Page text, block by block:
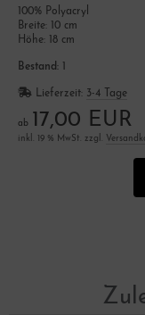
100% Polyacryl
Breite: 10 cm
Höhe: 18 cm
Bestand:
Lieferzeit: 3-4 Tage
ab 17,00 EUR
inkl. 19 % MwSt. zzgl.